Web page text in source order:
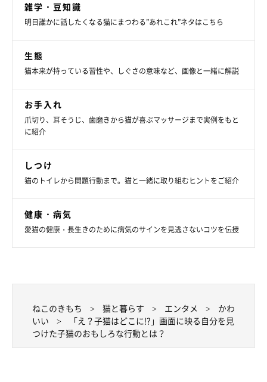
雑学・豆知識
明日誰かに話したくなる猫にまつわる”あれこれ”ネタはこちら
生態
猫本来が持っている習性や、しぐさの意味など、画像と一緒に解説
お手入れ
爪切り、耳そうじ、歯磨きから猫が喜ぶマッサージまで実例をもと
に紹介
しつけ
猫のトイレから問題行動まで。猫と一緒に取り組むヒントをご紹介
健康・病気
愛猫の健康・長生きのために病気のサインを見逃さないコツを伝授
ねこのきもち 猫と暮らす エンタメ
かわ
いい
「え？子猫はどこに!?」画面に映る自分を見
つけた子猫のおもしろな行動とは？